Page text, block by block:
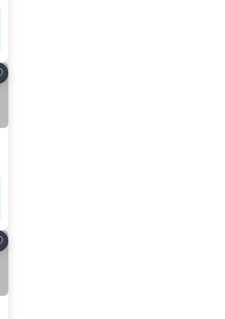
aos favoritos
aos favoritos